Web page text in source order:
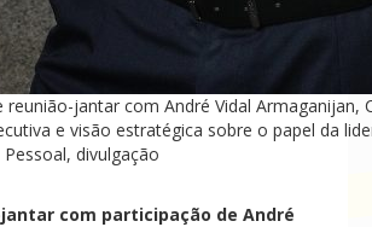
reunião-jantar com André Vidal Armaganijan,
e visão estratégica sobre o papel da
divulgação
com participação de André